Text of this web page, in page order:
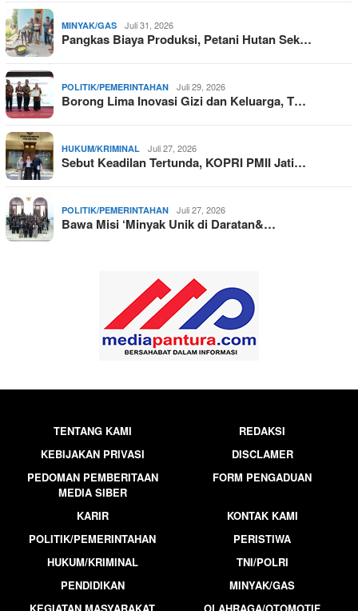
MINYAK/GAS Juli 31, 2026
Pangkas Biaya Produksi, Petani Hutan Sek…
POLITIK/PEMERINTAHAN Juli 29, 2026
Borong Lima Inovasi Gizi dan Keluarga, T…
HUKUM/KRIMINAL Juli 27, 2026
Sebut Keadilan Tertunda, KOPRI PMII Jati…
POLITIK/PEMERINTAHAN Juli 27, 2026
Bawa Misi ‘Minyak Unik di Daratan&…
TENTANG KAMI
REDAKSI
KEBIJAKAN PRIVASI
DISCLAMER
PEDOMAN PEMBERITAAN
MEDIA SIBER
FORM PENGADUAN
KARIR
KONTAK KAMI
POLITIK/PEMERINTAHAN
PERISTIWA
HUKUM/KRIMINAL
TNI/POLRI
PENDIDIKAN
MINYAK/GAS